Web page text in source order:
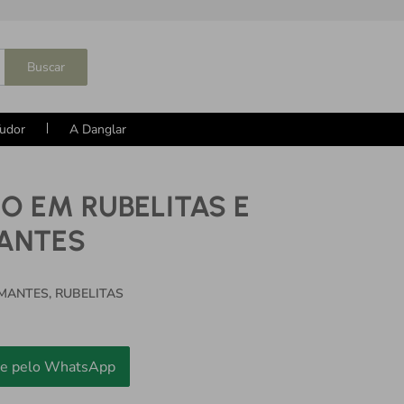
Buscar
A Danglar
EM RUBELITAS E
RUBELITAS
pelo WhatsApp